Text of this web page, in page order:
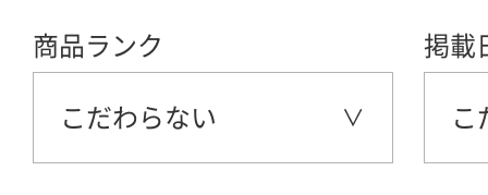
商品ランク
こだわらない
掲載
こ